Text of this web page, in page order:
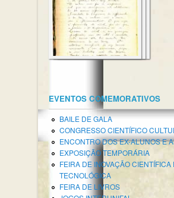
EVENTOS COMEMORATIVOS
BAILE DE GALA
CONGRESSO CIENTÍFICO
ENCONTRO DOS EX-ALUNOS E
EXPOSIÇÃO TEMPORÁRIA
FEIRA DE INOVAÇÃO CIENTÍFICA
TECNOLÓGICA
FEIRA DE LIVROS